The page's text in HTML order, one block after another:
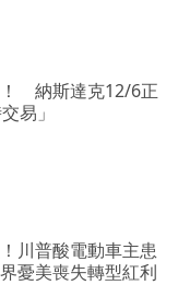
納斯達克12/6正
易」
川普酸電動車主患
憂美喪失轉型紅利